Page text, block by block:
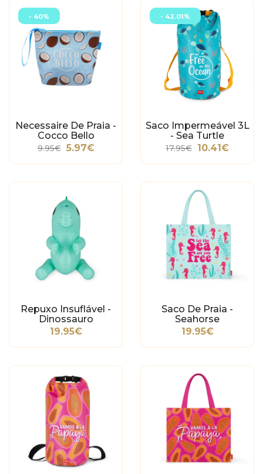
- 40%
Necessaire De Praia -
Cocco Bello
9.95€ 5.97€
- 42.01%
Saco Impermeável 3L
- Sea Turtle
17.95€ 10.41€
Repuxo Insuflável -
Dinossauro
19.95€
Saco De Praia -
Seahorse
19.95€